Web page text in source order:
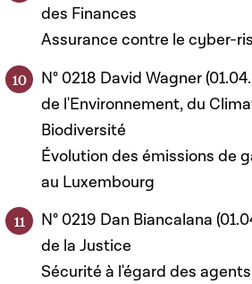
des Finances
Assurance contre le cyber-
N° 0218 David Wagner
de l'Environnement, du
Biodiversité
Évolution des émissions de
au Luxembourg
N° 0219 Dan Biancalana
de la Justice
Sécurité à l'égard des